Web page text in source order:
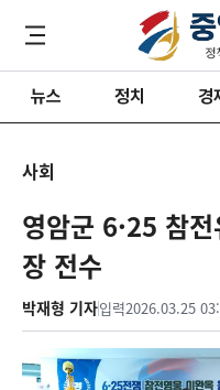
뉴스 정치 경
사회
영암군 6·25 참
장 전수
박재형 기자입력2026.03.25